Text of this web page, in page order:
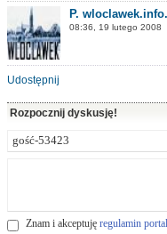
P.
08:36, 19 lutego 2008
Udostępnij
Rozpocznij dyskusję!
Znam i akceptuję regulamin